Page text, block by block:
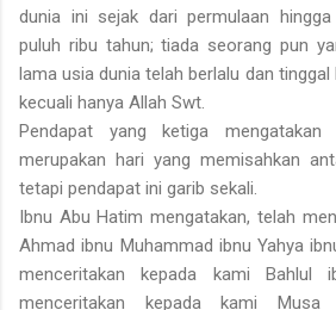
dunia ini sejak dari permulaan
puluh ribu tahun; tiada seorang pun
lama usia dunia telah berlalu dan
kecuali hanya Allah Swt.
Pendapat yang ketiga
merupakan hari yang memisahkan
tetapi pendapat ini garib sekali.
Ibnu Abu Hatim mengatakan, telah
Ahmad ibnu Muhammad ibnu Yahya
menceritakan kepada kami Bahlul
menceritakan kepada kami Musa